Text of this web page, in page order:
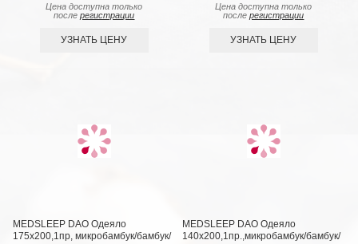
Цена доступна только
послерегистрации
УЗНАТЬ ЦЕНУ
Цена доступна только
послерегистрации
УЗНАТЬ ЦЕНУ
MEDSLEEP DAO Одеяло
175х200,1пр, микробамбук/бамбук/
MEDSLEEP DAO Одеяло
140х200,1пр.,микробамбук/бамбук/